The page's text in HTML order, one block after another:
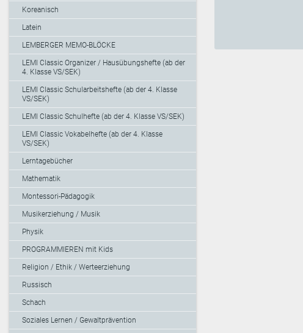
Koreanisch
Latein
LEMBERGER MEMO-BLÖCKE
LEMI Classic Organizer / Hausübungshefte (ab der
4. Klasse VS/SEK)
LEMI Classic Schularbeitshefte (ab der 4. Klasse
VS/SEK)
LEMI Classic Schulhefte (ab der 4. Klasse VS/SEK)
LEMI Classic Vokabelhefte (ab der 4. Klasse
VS/SEK)
Lerntagebücher
Mathematik
Montessori-Pädagogik
Musikerziehung / Musik
Physik
PROGRAMMIEREN mit Kids
Religion / Ethik / Werteerziehung
Russisch
Schach
Soziales Lernen / Gewaltprävention